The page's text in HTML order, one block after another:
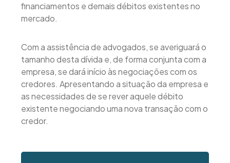
financiamentos e demais débitos existentes no
mercado.
Com a assistência de advogados, se averiguará o
tamanho desta dívida e, de forma conjunta com a
empresa, se dará início às negociações com os
credores. Apresentando a situação da empresa e
as necessidades de se rever aquele débito
existente negociando uma nova transação com o
credor.